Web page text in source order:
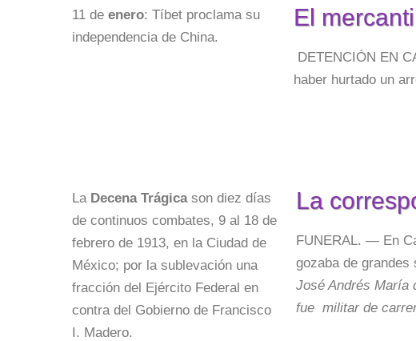
11 de enero: Tíbet proclama su
independencia de China.
El
DETENCIÓN EN
haber hurtado un
La Decena Trágicason diez días
de continuos combates, 9 al 18 de
febrero de 1913, en la Ciudad de
México; por la sublevación una
fracción del Ejército Federal en
contra del Gobierno de Francisco
I. Madero.
La
FUNERAL. — En
gozaba de
José Andrés María
fue militar de